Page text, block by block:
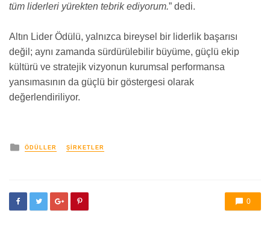
tüm liderleri yürekten tebrik ediyorum.” dedi.
Altın Lider Ödülü, yalnızca bireysel bir liderlik başarısı
değil; aynı zamanda sürdürülebilir büyüme, güçlü ekip
kültürü ve stratejik vizyonun kurumsal performansa
yansımasının da güçlü bir göstergesi olarak
değerlendiriliyor.
yayınlanan
ÖDÜLLER ŞIRKETLER
0